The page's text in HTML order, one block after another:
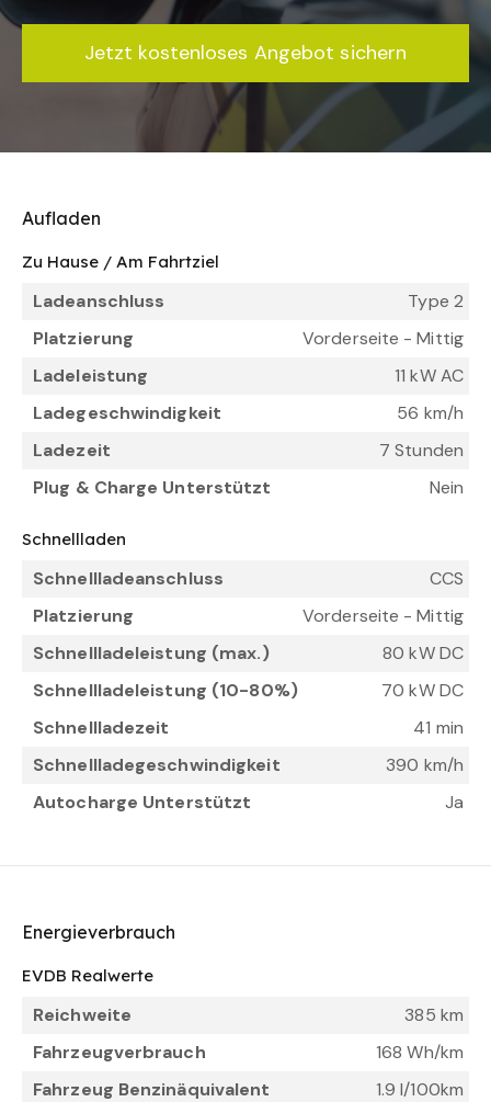
Jetzt kostenloses Angebot sichern
Aufladen
Zu Hause / Am Fahrtziel
Ladeanschluss
Type 2
Platzierung
Vorderseite - Mittig
Ladeleistung
11 kW AC
Ladegeschwindigkeit
56 km/h
Ladezeit
7 Stunden
Plug & Charge Unterstützt
Nein
Schnellladen
Schnellladeanschluss
CCS
Platzierung
Vorderseite - Mittig
Schnellladeleistung (max.)
80 kW DC
Schnellladeleistung (10-80%)
70 kW DC
Schnellladezeit
41 min
Schnellladegeschwindigkeit
390 km/h
Autocharge Unterstützt
Ja
Energieverbrauch
EVDB Realwerte
Reichweite
385 km
Fahrzeugverbrauch
168 Wh/km
Fahrzeug Benzinäquivalent
1.9 l/100km